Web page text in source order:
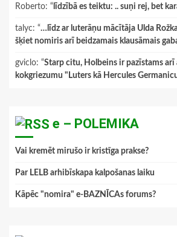
Roberto: “ līdzībā es teiktu: .. suņi rej, bet
talyc: “…līdz ar luterāņu mācītāja Ulda
šķiet nomiris arī beidzamais klausāmais
gviclo: “Starp citu, Holbeins ir pazīstams arī
kokgriezumu "Luters kā Hercules
e – POLEMIKA
Vai kremēt mirušo ir kristīga prakse?
Par LELB arhibīskapa kalpošanas laiku
Kāpēc "nomira" e-BAZNĪCAs forums?